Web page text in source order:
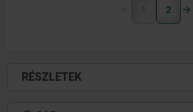
1 2
RÉSZLETEK